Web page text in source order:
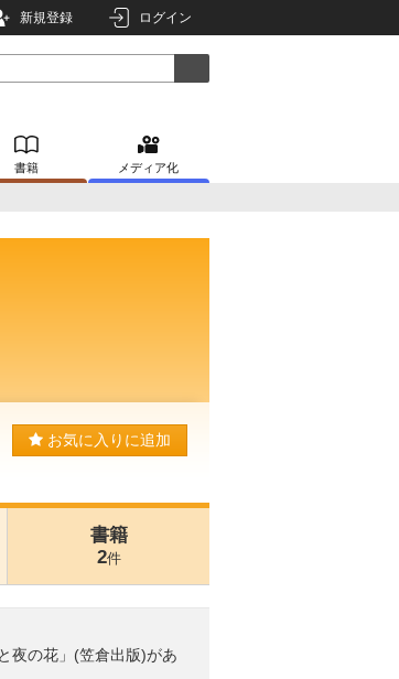
新規登録 ログイン
書籍 メディア化
お気に入りに追加
書籍
2件
夜の花」(笠倉出版)があ